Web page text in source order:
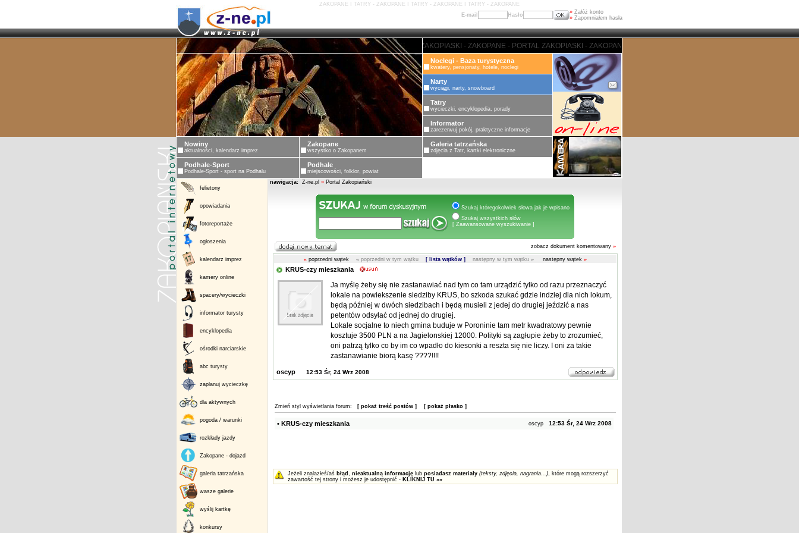
ZAKOPANE I TATRY - ZAKOPANE I TATRY - ZAKOPANE I TATRY - ZAKOPANE
E-mail
Hasło » Załóż konto
» Zapomniałem hasła
ZAKOPANE - PORTAL ZAKOPIASKI - ZAKOPANE - PORTAL ZAKOPIASKI - ZAKOPANE - PORTAL ZAKOPIASKI -
Noclegi - Baza turystyczna
kwatery, pensjonaty, hotele, noclegi
Narty
wyciągi, narty, snowboard
Tatry
wycieczki, encyklopedia, porady
Informator
zarezerwuj pokój, praktyczne informacje
Nowiny
aktualności, kalendarz imprez
Zakopane
wszystko o Zakopanem
Galeria tatrzańska
zdjęcia z Tatr, kartki elektroniczne
Podhale-Sport
Podhale-Sport - sport na Podhalu
Podhale
miejscowości, folklor, powiat
felietony
opowiadania
fotoreportaże
ogłoszenia
kalendarz imprez
kamery online
spacery/wycieczki
informator turysty
encyklopedia
ośrodki narciarskie
abc turysty
zaplanuj wycieczkę
dla aktywnych
pogoda / warunki
rozkłady jazdy
Zakopane - dojazd
galeria tatrzańska
wasze galerie
wyślij kartkę
konkursy
nawigacja: Z-ne.pl » Portal Zakopiański
Szukaj któregokolwiek słowa jak je wpisano
Szukaj wszystkich słów
[ Zaawansowane wyszukiwanie ]
zobacz dokument komentowany »
«poprzedni wątek «poprzedni w tym wątku [ lista wątków ] następny w tym wątku » następny wątek »
KRUS-czy mieszkania
Ja myślę żeby się nie zastanawiać nad tym co tam urządzić tylko od razu przeznaczyć
lokale na powiekszenie siedziby KRUS, bo szkoda szukać gdzie indziej dla nich lokum,
będą później w dwóch siedzibach i będą musieli z jedej do drugiej jeździć a nas
petentów odsyłać od jednej do drugiej.
Lokale socjalne to niech gmina buduje w Poroninie tam metr kwadratowy pewnie
kosztuje 3500 PLN a na Jagielonskiej 12000. Polityki są zagłupie żeby to zrozumieć,
oni patrzą tylko co by im co wpadło do kiesonki a reszta się nie liczy. I oni za takie
zastanawianie biorą kasę ????!!!!
oscyp 12:53 Śr, 24 Wrz 2008
Zmień styl wyświetlania forum: [ pokaż treść postów ] [ pokaż płasko ]
• KRUS-czy mieszkania oscyp 12:53 Śr, 24 Wrz 2008
Jeżeli znalazłeś/aś błąd , nieaktualną informacjęlub posiadasz materiały (teksty, zdjęcia, nagrania...), które mogą rozszerzyć
zawartość tej strony i możesz je udostępnić - KLIKNIJ TU »»